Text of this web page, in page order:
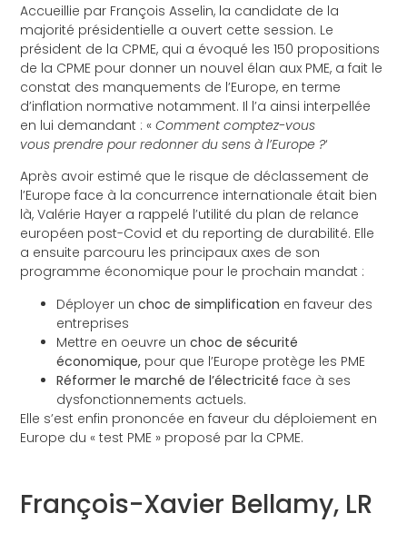
Accueillie par François Asselin, la candidate de la
majorité présidentielle a ouvert cette session. Le
président de la CPME, qui a évoqué les 150 propositions
de la CPME pour donner un nouvel élan aux PME, a fait le
constat des manquements de l’Europe, en terme
d’inflation normative notamment. Il l’a ainsi interpellée
en lui demandant : «Comment comptez-vous
vous prendre pour redonner du sens à l’Europe ?‘
Après avoir estimé que le risque de déclassement de
l’Europe face à la concurrence internationale était bien
là, Valérie Hayer a rappelé l’utilité du plan de relance
européen post-Covid et du reporting de durabilité. Elle
a ensuite parcouru les principaux axes de son
programme économique pour le prochain mandat :
Déployer unchoc de simplification en faveur des
entreprises
Mettre en oeuvre unchoc de sécurité
économique, pour que l’Europe protège les PME
Réformer le marché de l’électricité face à ses
dysfonctionnements actuels.
Elle s’est enfin prononcée en faveur du déploiement en
Europe du « test PME » proposé par la CPME.
François-Xavier Bellamy, LR